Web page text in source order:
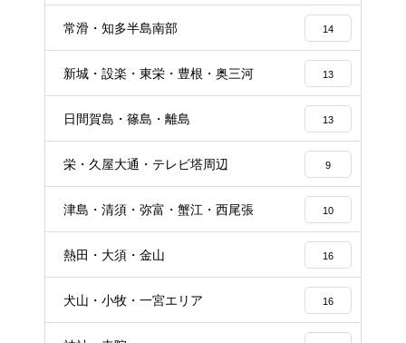
常滑・知多半島南部 14
新城・設楽・東栄・豊根・奥三河 13
日間賀島・篠島・離島 13
栄・久屋大通・テレビ塔周辺 9
津島・清須・弥富・蟹江・西尾張 10
熱田・大須・金山 16
犬山・小牧・一宮エリア 16